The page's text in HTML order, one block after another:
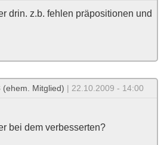
drin. z.b. fehlen präpositionen und
(ehem. Mitglied) | 22.10.2009 - 14:00
bei dem verbesserten?